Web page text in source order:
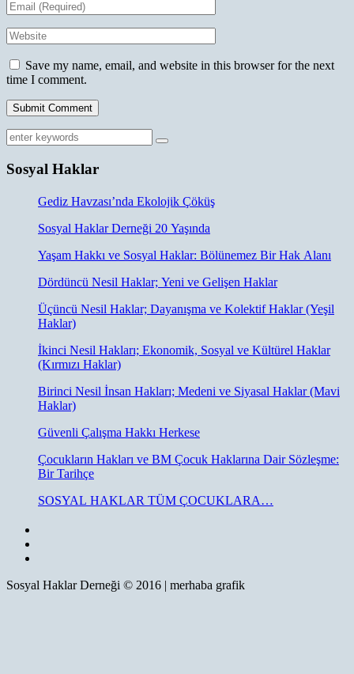
Save my name, email, and website in this browser for the next
time I comment.
Sosyal Haklar
Gediz Havzası’nda Ekolojik Çöküş
Sosyal Haklar Derneği 20 Yaşında
Yaşam Hakkı ve Sosyal Haklar: Bölünemez Bir Hak Alanı
Dördüncü Nesil Haklar; Yeni ve Gelişen Haklar
Üçüncü Nesil Haklar; Dayanışma ve Kolektif Haklar (Yeşil
Haklar)
İkinci Nesil Hakları; Ekonomik, Sosyal ve Kültürel Haklar
(Kırmızı Haklar)
Birinci Nesil İnsan Hakları; Medeni ve Siyasal Haklar (Mavi
Haklar)
Güvenli Çalışma Hakkı Herkese
Çocukların Hakları ve BM Çocuk Haklarına Dair Sözleşme:
Bir Tarihçe
SOSYAL HAKLAR TÜM ÇOCUKLARA…
Sosyal Haklar Derneği © 2016 | merhaba grafik